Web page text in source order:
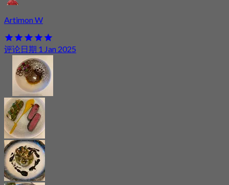
Artimon W
评论日期 1 Jan 2025